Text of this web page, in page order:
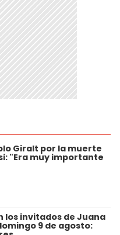
Giralt por la muerte
"Era muy importante
los invitados de Juana
9 de agosto: